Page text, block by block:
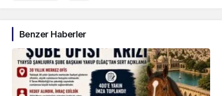
Benzer Haberler